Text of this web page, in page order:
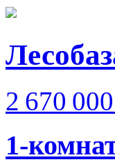
2 670
1-